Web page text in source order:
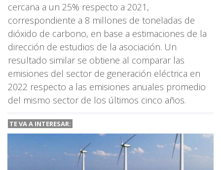
cercana a un 25% respecto a 2021,
correspondiente a 8 millones de toneladas de
dióxido de carbono, en base a estimaciones de la
dirección de estudios de la asociación. Un
resultado similar se obtiene al comparar las
emisiones del sector de generación eléctrica en
2022 respecto a las emisiones anuales promedio
del mismo sector de los últimos cinco años.
TE VA A INTERESAR: